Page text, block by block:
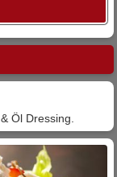
Öl Dressing.